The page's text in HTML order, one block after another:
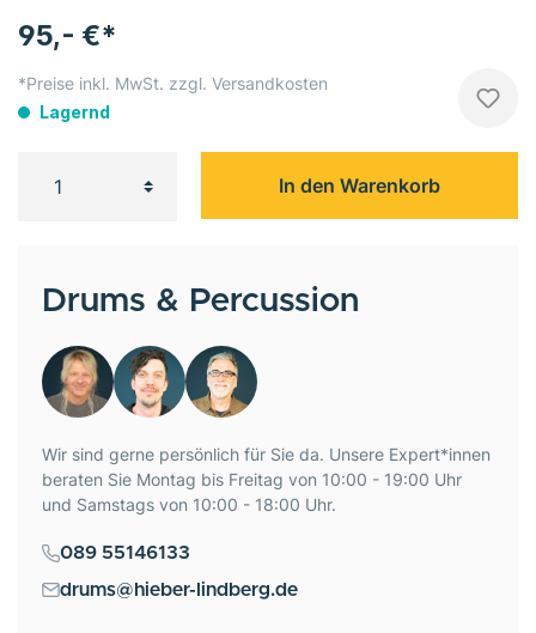
95,- €*
*Preise inkl. MwSt. zzgl. Versandkosten
Lagernd
In den Warenkorb
Drums & Percussion
Wir sind gerne persönlich für Sie da. Unsere Expert*innen
beraten Sie Montag bis Freitag von 10:00 - 19:00 Uhr
und Samstags von 10:00 - 18:00 Uhr.
089 55146133
drums@hieber-lindberg.de